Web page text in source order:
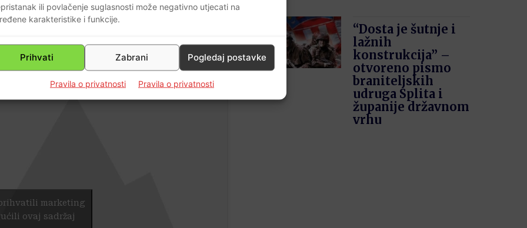
ili povlačenje suglasnosti može negativno utjecati na
karakteristike i funkcije.
Prihvati Zabrani Pogledaj postavke
Pravila o privatnosti Pravila o privatnosti
dijelova RH i Bosne pod
marketing
ovaj sadržaj
“Dosta je šutnje i
lažnih
konstrukcija” –
otvoreno pismo
braniteljskih
udruga Splita i
županije državnom
vrhu